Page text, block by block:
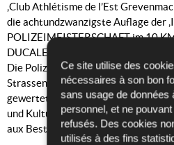
Ce site utilise des
nécessaires à son bon
sans usage de données
personnel, et ne
refusés. Des cookies
utilisés à des fins
‚Club Athlétisme de l’Est
die achtundzwanzigste Auflage der
POLIZEIMEISTERSCHAFT im 10
DUCALE’ statt. Der Startschuss
Die Polizeiläufer/innen werden in
Strassenlaufes sowie in einem
gewertet. Start und Ziel befinden
und Kulturzentrum‘s in L-6731
aux Bestiaux.